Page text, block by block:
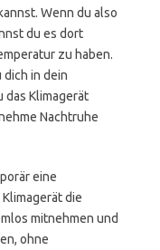
Wenn du also
du es dort
zu haben.
dich in dein
das Klimagerät
Nachtruhe
eine
die
mitnehmen und
ohne